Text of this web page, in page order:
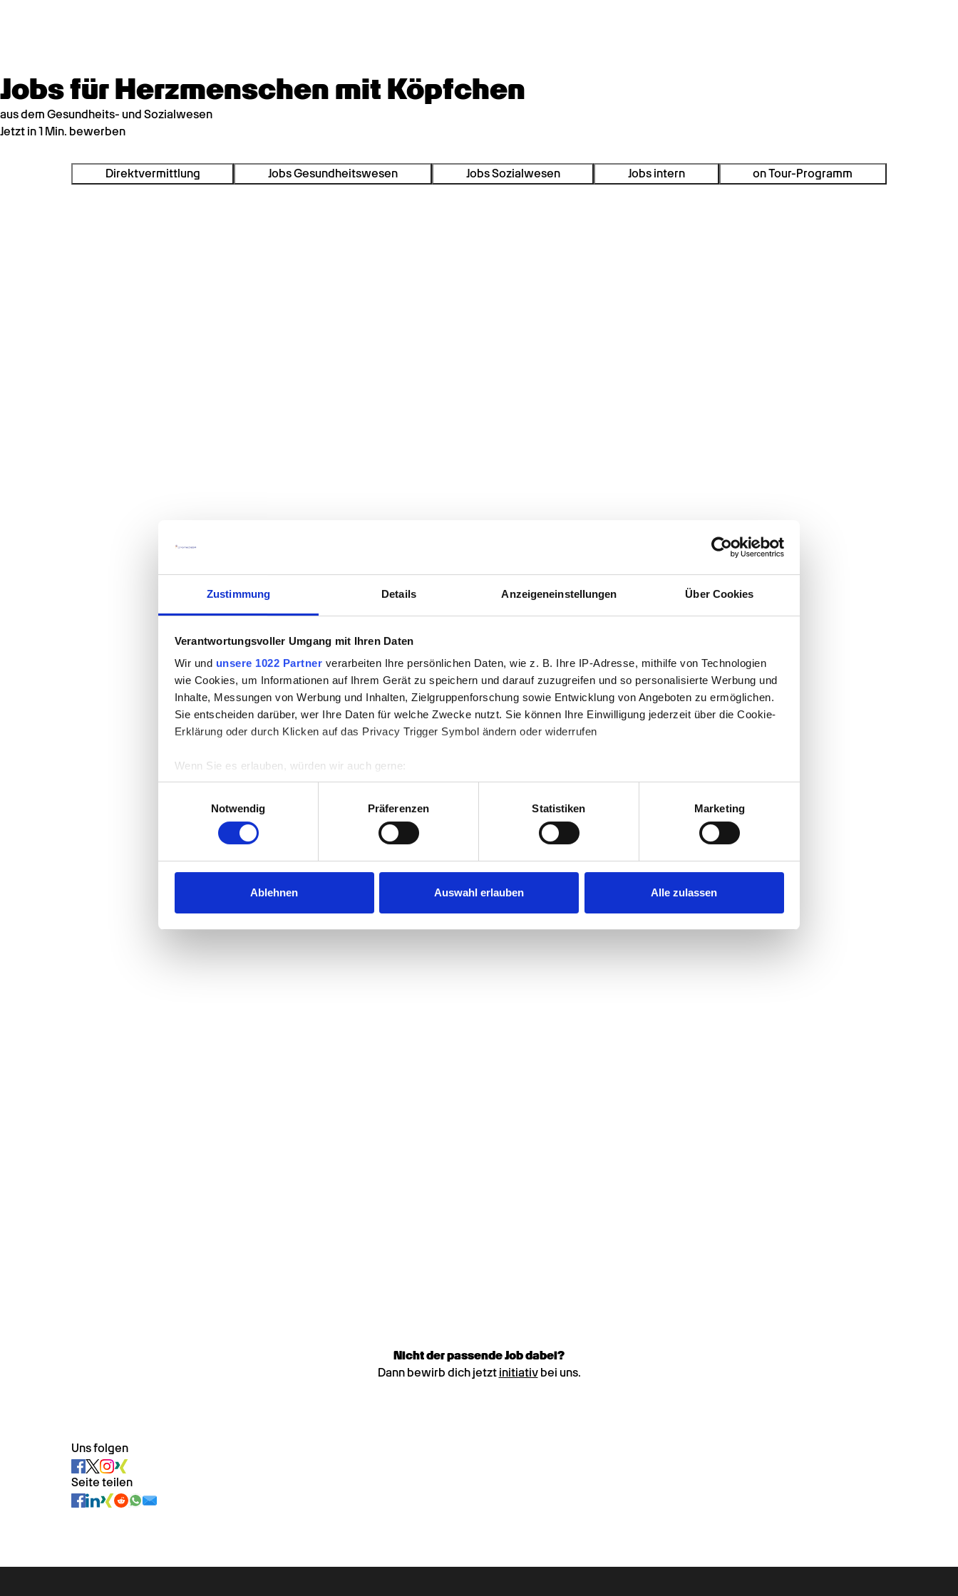
Zustimmung Details Anzeigeneinstellungen Über Cookies
Verantwortungsvoller Umgang mit Ihren Daten
Wir und unsere 1022 Partner verarbeiten Ihre persönlichen Daten, wie z. B. Ihre IP-Adresse, mithilfe von Technologien
wie Cookies, um Informationen auf Ihrem Gerät zu speichern und darauf zuzugreifen und so personalisierte Werbung und
Inhalte, Messungen von Werbung und Inhalten, Zielgruppenforschung sowie Entwicklung von Angeboten zu ermöglichen.
Sie entscheiden darüber, wer Ihre Daten für welche Zwecke nutzt. Sie können Ihre Einwilligung jederzeit über die Cookie-
Erklärung oder durch Klicken auf das Privacy Trigger Symbol ändern oder widerrufen
Wenn Sie es erlauben, würden wir auch gerne:
Informationen über Ihre geografische Lage erfassen, welche bis auf einige Meter genau sein können
Ihr Gerät durch aktives Scannen nach bestimmten Merkmalen (Fingerprinting) identifizieren
Erfahren Sie mehr darüber, wie Ihre persönlichen Daten verarbeitet werden, und legen Sie Ihre Präferenzen imAbschnitt
Einzelheitenfest.
Wir verwenden Cookies, um Inhalte und Anzeigen zu personalisieren, Funktionen für soziale Medien anbieten zu können
und die Zugriffe auf unsere Website zu analysieren. Außerdem geben wir Informationen zu Ihrer Verwendung unserer
Notwendig
Präferenzen Statistiken Marketing
Ablehnen Auswahl erlauben Alle zulassen
Jobs für Herzmenschen mit Köpfchen
aus dem Gesundheits- und Sozialwesen
Jetzt in 1 Min. bewerben
Direktvermittlung Jobs Gesundheitswesen Jobs Sozialwesen Jobs intern on Tour-Programm
Nicht der passende Job dabei?
Dann bewirb dich jetzt initiativbei uns.
Uns folgen
Seite teilen